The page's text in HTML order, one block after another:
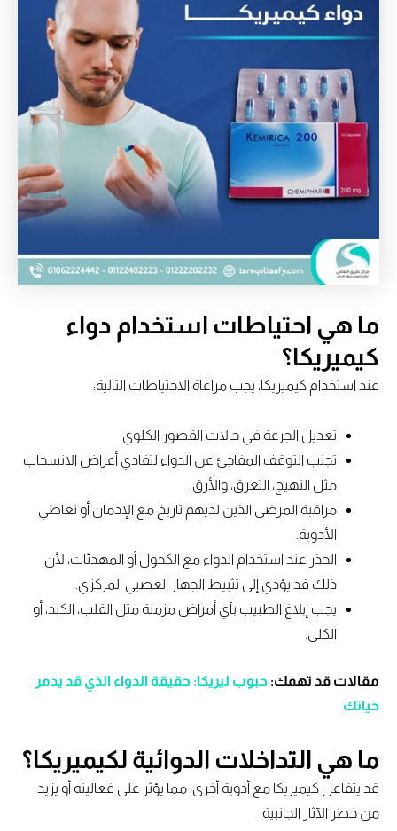
ما هي احتياطات استخدام دواء
كيميريكا؟
عند استخدام كيميريكا، يجب مراعاة الاحتياطات التالية:
تعديل الجرعة في حالات القصور الكلوي.
تجنب التوقف المفاجئ عن الدواء لتفادي أعراض الانسحاب
مثل التهيج، التعرق، والأرق.
مراقبة المرضى الذين لديهم تاريخ مع الإدمان أو تعاطي
الأدوية.
الحذر عند استخدام الدواء مع الكحول أو المهدئات، لأن
ذلك قد يؤدي إلى تثبيط الجهاز العصبي المركزي.
يجب إبلاغ الطبيب بأي أمراض مزمنة مثل القلب، الكبد، أو
الكلى.
مقالات قد تهمك:حبوب ليريكا: حقيقة الدواء الذي قد يدمر
حياتك
ما هي التداخلات الدوائية لكيميريكا؟
قد يتفاعل كيميريكا مع أدوية أخرى، مما يؤثر على فعاليته أو يزيد
من خطر الآثار الجانبية: